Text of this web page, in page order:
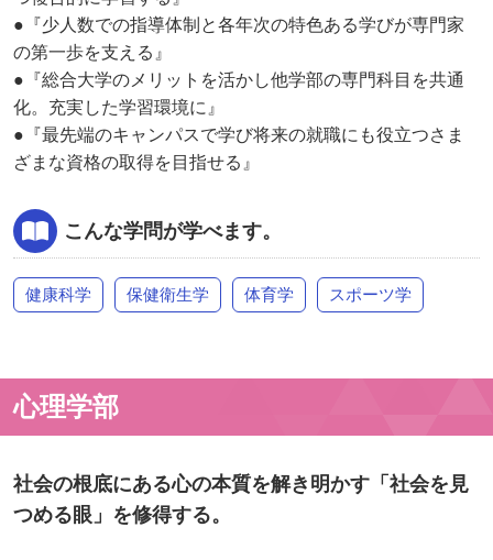
●『少人数での指導体制と各年次の特色ある学びが専門家
の第一歩を支える』
●『総合大学のメリットを活かし他学部の専門科目を共通
化。充実した学習環境に』
●『最先端のキャンパスで学び将来の就職にも役立つさま
ざまな資格の取得を目指せる』
こんな学問が学べます。
健康科学 保健衛生学 体育学 スポーツ学
心理学部
社会の根底にある心の本質を解き明かす「社会を見
つめる眼」を修得する。